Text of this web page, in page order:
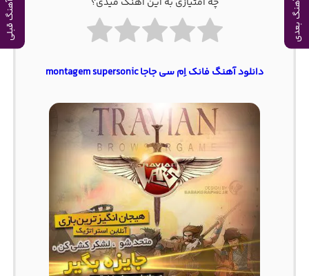
آهنگ بعدی آهنگ قبلی
دانلود آهنگ فانک اِم سی جاجا montagem supersonic